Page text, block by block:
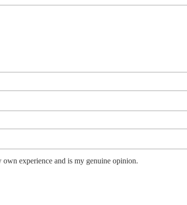
experience and is my genuine opinion.